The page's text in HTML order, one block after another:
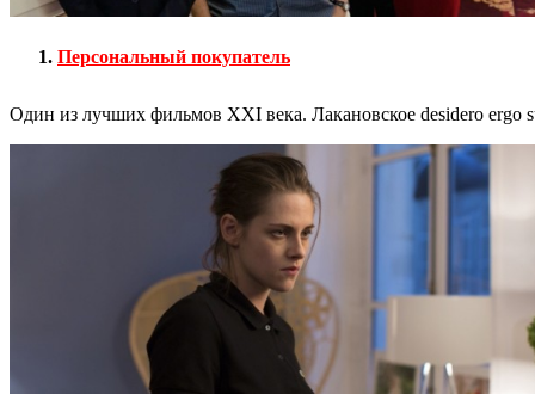
Персональный покупатель
Один из лучших фильмов XXI века. Лакановское desidero ergo